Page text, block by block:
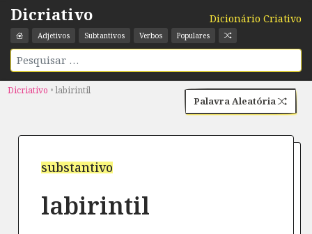
Dicriativo Dicionário Criativo
Adjetivos Subtantivos Verbos Populares
Dicriativo • labirintil
Palavra Aleatória
substantivo
labirintil